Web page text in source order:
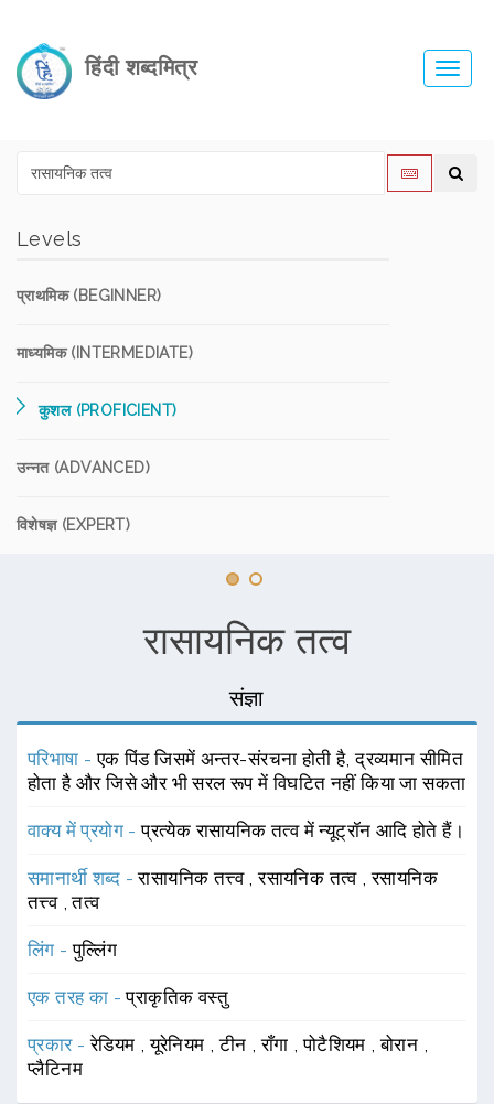
हिंदी शब्दमित्र
Levels
प्राथमिक (BEGINNER)
माध्यमिक (INTERMEDIATE)
कुशल (PROFICIENT)
उन्नत (ADVANCED)
विशेषज्ञ (EXPERT)
रासायनिक तत्व
संज्ञा
परिभाषा -एक पिंड जिसमें अन्तर-संरचना होती है, द्रव्यमान सीमित
होता है और जिसे और भी सरल रूप में विघटित नहीं किया जा सकता
वाक्य में प्रयोग -प्रत्येक रासायनिक तत्व में न्यूट्रॉन आदि होते हैं।
समानार्थी शब्द -रासायनिक तत्त्व ,रसायनिक तत्व ,रसायनिक
तत्त्व ,तत्व
लिंग -पुल्लिंग
एक तरह का -प्राकृतिक वस्तु
प्रकार -रेडियम ,यूरेनियम ,टीन ,राँगा ,पोटैशियम ,बोरान ,
प्लैटिनम